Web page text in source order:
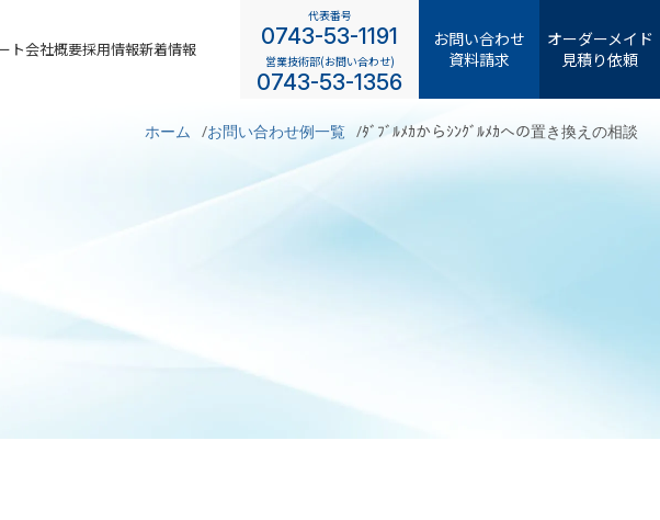
ト会社概要採用情報新着情報
代表番号
0743-53-1191
営業技術部(お問い合わせ)
0743-53-1356
お問い合わせ
資料請求
オーダーメイド
見積り依頼
ホーム お問い合わせ例一覧 ﾀﾞﾌﾞﾙﾒｶからｼﾝｸﾞﾙﾒｶへの置き換えの相談